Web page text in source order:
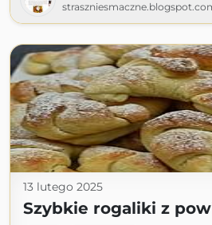
13 lutego 2025
Szybkie rogaliki z